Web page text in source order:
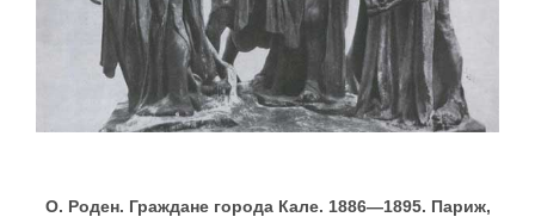
О. Роден. Граждане города Кале. 1886—1895. Париж,